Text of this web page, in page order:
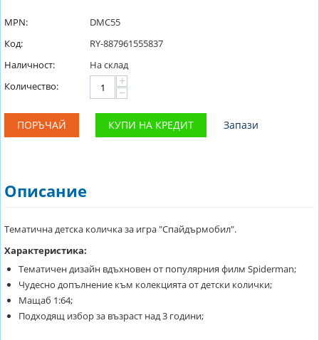
MPN:
DMC55
Код:
RY-887961555837
Наличност:
На склад
Количество:
+
−
ПОРЪЧАЙ КУПИ НА КРЕДИТ Запази
Описание
Тематична детска количка за игра "Спайдърмобил".
Характеристика:
Тематичен дизайн вдъхновен от популярния филм Spiderman;
Чудесно допълнение към колекцията от детски колички;
Мащаб 1:64;
Подходящ избор за възраст над 3 години;